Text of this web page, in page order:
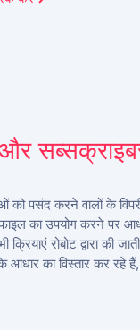
को पसंद करने वालों के
का उपयोग करने पर
रोबोट द्वारा की
का विस्तार कर रहे